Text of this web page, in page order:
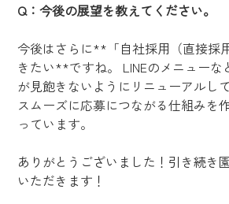
Q：今後の展望を教えてください。
今後はさらに**「自社採用（直接採
きたい**ですね。 LINEのメニュー
が見飽きないようにリニューアルし
スムーズに応募につながる仕組みを
っています。
ありがとうございました！引き続き
いただきます！